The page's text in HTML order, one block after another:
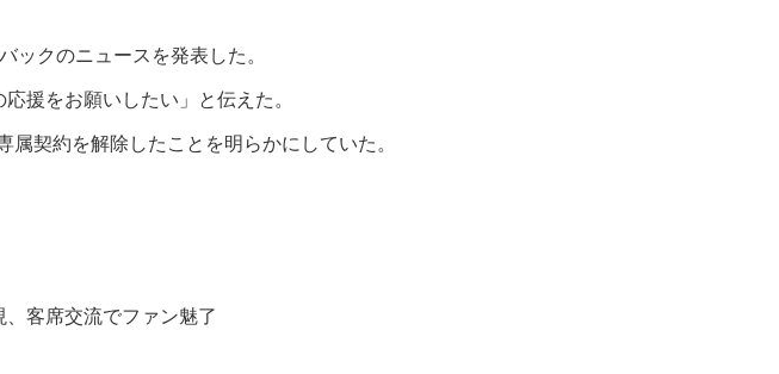
ックのニュースを発表した。
援をお願いしたい」と伝えた。
契約を解除したことを明らかにしていた。
客席交流でファン魅了